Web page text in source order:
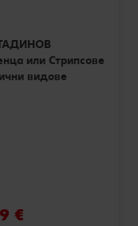
или Стрипсове
видове
€